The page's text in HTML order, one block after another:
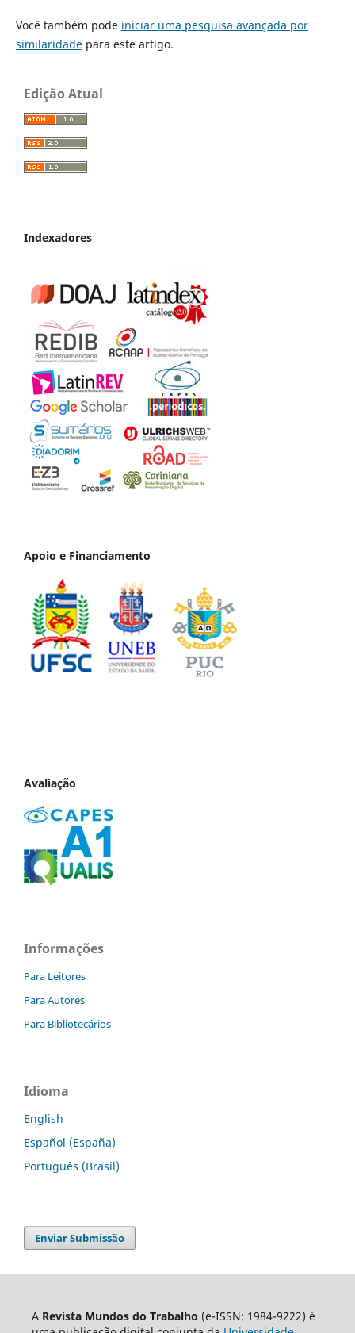
Você também pode iniciar uma pesquisa avançada por
similaridadepara este artigo.
Edição Atual
Indexadores
Apoio e Financiamento
Avaliação
Informações
Para Leitores
Para Autores
Para Bibliotecários
Idioma
English
Español (España)
Português (Brasil)
Enviar Submissão
A Revista Mundos do Trabalho (e-ISSN: 1984-9222) é